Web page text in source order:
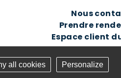
Nous
Prendre
Espace client
& Création Answeb -
all cookies Personalize